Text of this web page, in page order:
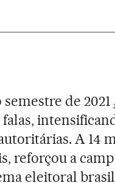
de 2021
A 14
reforçou a
eleitoral